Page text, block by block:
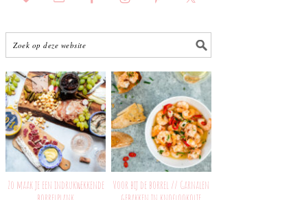
Zo maak je een indrukwekkende
Voor bij de borrel // Garnalen